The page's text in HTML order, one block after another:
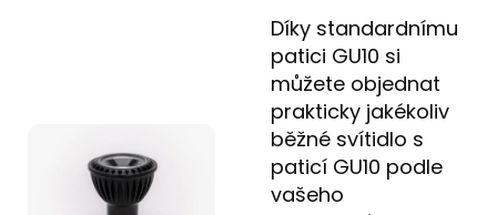
Díky standardnímu
patici GU10 si
můžete objednat
prakticky jakékoliv
běžné svítidlo s
paticí GU10 podle
vašeho